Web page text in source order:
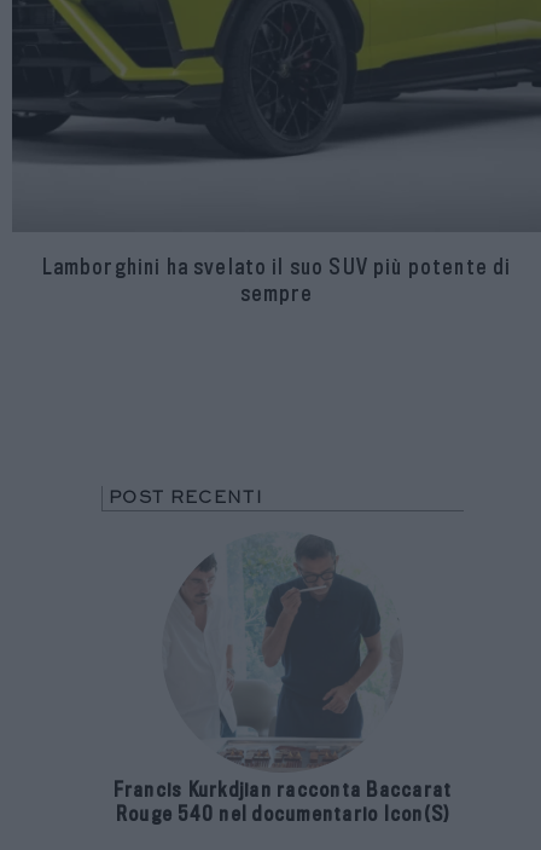
Lamborghini ha svelato il suo SUV più potente di
sempre
POST RECENTI
Francis Kurkdjian racconta Baccarat
Rouge 540 nel documentario Icon(S)